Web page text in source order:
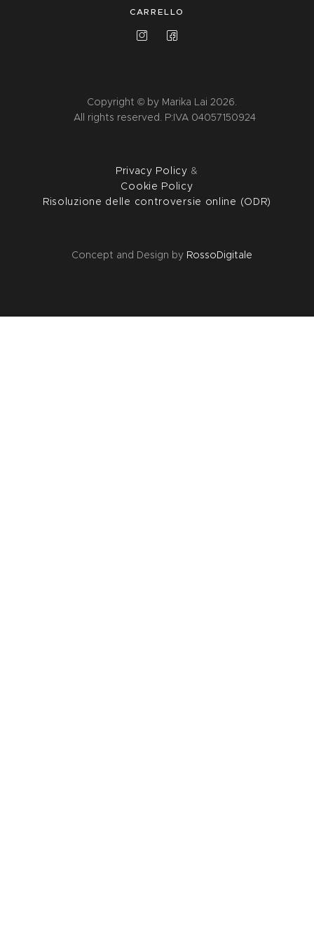
CARRELLO
Copyright © by Marika Lai 2026.
All rights reserved. P:IVA 04057150924
Privacy Policy &
Cookie Policy
Risoluzione delle controversie online (ODR)
Concept and Design by RossoDigitale